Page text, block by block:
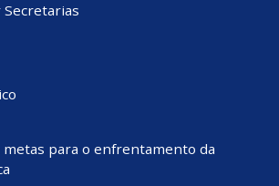
metas para o enfrentamento da